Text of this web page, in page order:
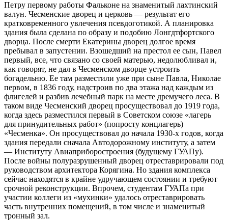
Петру первому работы Фальконе на знаменитый лахтинский
валун. Чесменские дворец и церковь — результат его
кратковременного увлечения псевдоготикой. А планировка
здания была сделана по образу и подобию Лонгдтфортского
дворца. После смерти Екатерины дворец долгое время
пребывал в запустении. Взошедший на престол ее сын, Павел
первый, все, что связано со своей матерью, недолюбливал и,
как говорят, не дал в Чесменском дворце устроить
богадельню. Ее там разместили уже при сыне Павла, Николае
первом, в 1836 году, надстроив по два этажа над каждым из
флигелей и разбив лечебный парк на месте дремучего леса. В
таком виде Чесменский дворец просуществовал до 1919 года,
когда здесь разместился первый в Советском союзе «лагерь
для принудительных работ» (попросту концлагерь)
«Чесменка». Он просуществовал до начала 1930-х годов, когда
здания передали сначала Автодорожному институту, а затем
— Институту Авиаприборостроения (будущему ГУАПу).
После войны полуразрушенный дворец отреставрировали под
руководством архитектора Корягина. Но здания комплекса
сейчас находятся в крайне удручающем состоянии и требуют
срочной реконструкции. Впрочем, студентам ГУАПа при
участии коллеги из «мухинки» удалось отреставрировать
часть внутренних помещений, в том числе и знаменитый
тронный зал.